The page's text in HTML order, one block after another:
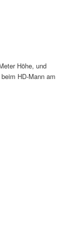
Höhe, und
HD-Mann am